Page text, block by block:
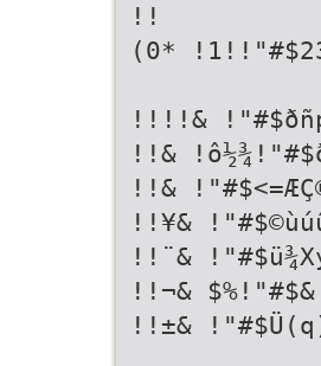
!!
(0*
!!!!&
!!&
!!&
!!¥&
!!¨&
!!¬&
!!±&